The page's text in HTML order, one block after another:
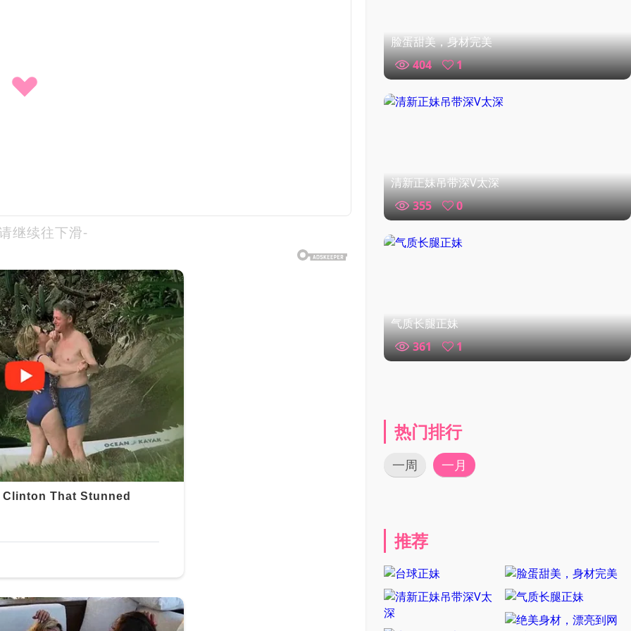
继续往下滑-
脸蛋甜美，身材完美
404
1
清新正妹吊带深V太深
355
0
气质长腿正妹
361
1
热门排行
一周 一月
推荐